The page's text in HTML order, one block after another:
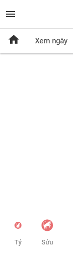
Xem ngày
Tý Sửu